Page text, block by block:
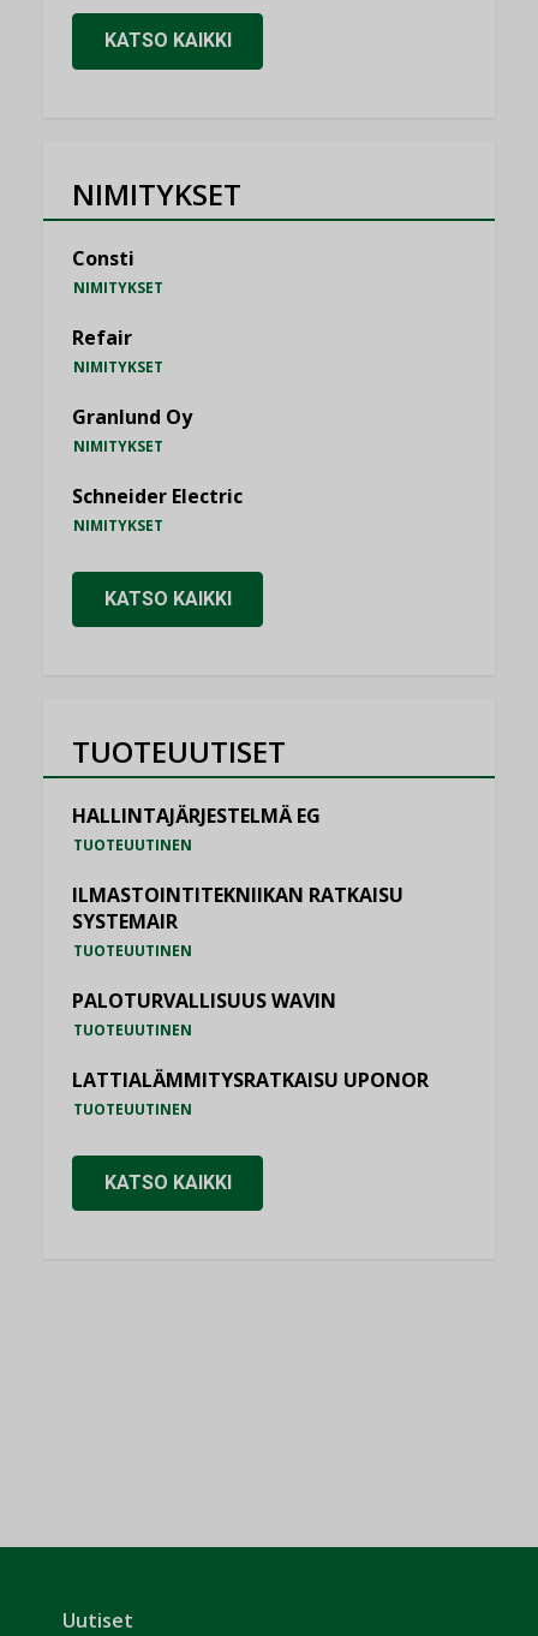
KATSO KAIKKI
NIMITYKSET
Consti
NIMITYKSET
Refair
NIMITYKSET
Granlund Oy
NIMITYKSET
Schneider Electric
NIMITYKSET
KATSO KAIKKI
TUOTEUUTISET
HALLINTAJÄRJESTELMÄ EG
TUOTEUUTINEN
ILMASTOINTITEKNIIKAN RATKAISU
SYSTEMAIR
TUOTEUUTINEN
PALOTURVALLISUUS WAVIN
TUOTEUUTINEN
LATTIALÄMMITYSRATKAISU UPONOR
TUOTEUUTINEN
KATSO KAIKKI
Uutiset